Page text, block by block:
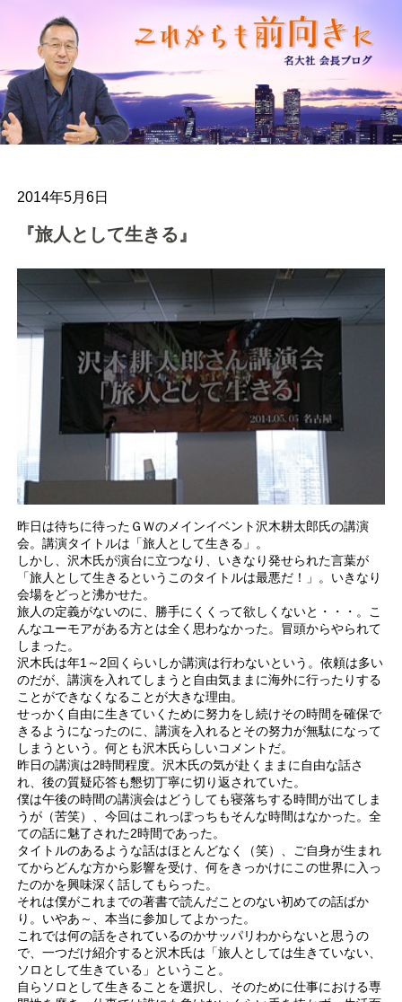
2014年5月6日
『旅人として生きる』
昨日は待ちに待ったＧＷのメインイベント沢木耕太郎氏の講演
会。講演タイトルは「旅人として生きる」。
しかし、沢木氏が演台に立つなり、いきなり発せられた言葉が
「旅人として生きるというこのタイトルは最悪だ！」。いきなり
会場をどっと沸かせた。
旅人の定義がないのに、勝手にくくって欲しくないと・・・。こ
んなユーモアがある方とは全く思わなかった。冒頭からやられて
しまった。
沢木氏は年1～2回くらいしか講演は行わないという。依頼は多い
のだが、講演を入れてしまうと自由気ままに海外に行ったりする
ことができなくなることが大きな理由。
せっかく自由に生きていくために努力をし続けその時間を確保で
きるようになったのに、講演を入れるとその努力が無駄になって
しまうという。何とも沢木氏らしいコメントだ。
昨日の講演は2時間程度。沢木氏の気が赴くままに自由な話さ
れ、後の質疑応答も懇切丁寧に切り返されていた。
僕は午後の時間の講演会はどうしても寝落ちする時間が出てしま
うが（苦笑）、今回はこれっぽっちもそんな時間はなかった。全
ての話に魅了された2時間であった。
タイトルのあるような話はほとんどなく（笑）、ご自身が生まれ
てからどんな方から影響を受け、何をきっかけにこの世界に入っ
たのかを興味深く話してもらった。
それは僕がこれまでの著書で読んだことのない初めての話ばか
り。いやあ～、本当に参加してよかった。
これでは何の話をされているのかサッパリわからないと思うの
で、一つだけ紹介すると沢木氏は「旅人としては生きていない、
ソロとして生きている」ということ。
自らソロとして生きることを選択し、そのために仕事における専